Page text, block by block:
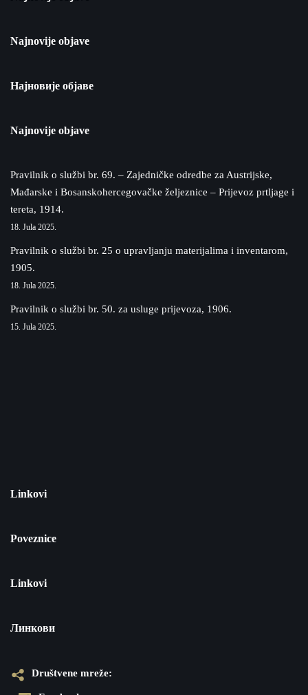
Najnovije objave
Најновије објаве
Najnovije objave
Pravilnik o službi br. 69. – Zajedničke odredbe za Austrijske,
Mađarske i Bosanskohercegovačke željeznice – Prijevoz prtljage i
tereta, 1914.
18. Jula 2025.
Pravilnik o službi br. 25 o upravljanju materijalima i inventarom,
1905.
18. Jula 2025.
Pravilnik o službi br. 50. za usluge prijevoza, 1906.
15. Jula 2025.
Linkovi
Poveznice
Linkovi
Линкови
Društvene mreže: